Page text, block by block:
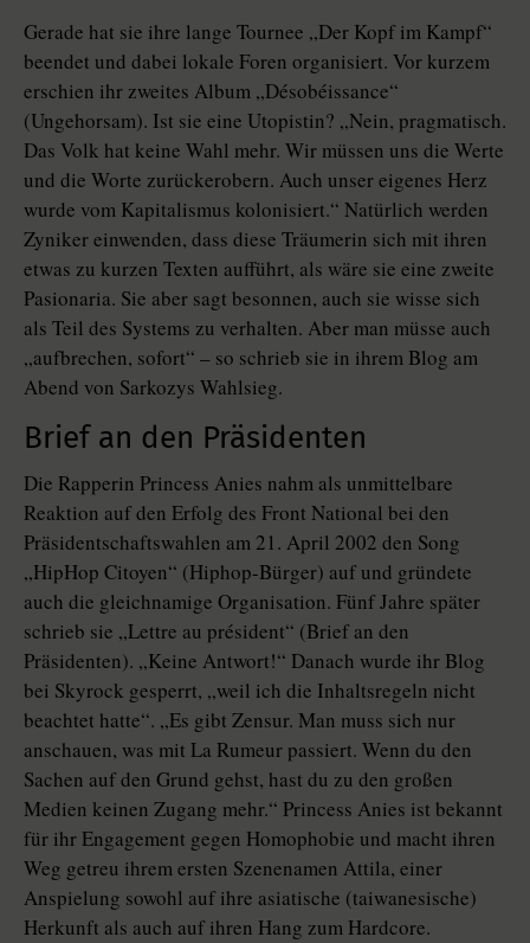
Gerade hat sie ihre lange Tournee „Der Kopf im Kampf“
beendet und dabei lokale Foren organisiert. Vor kurzem
erschien ihr zweites Album „Désobéissance“
(Ungehorsam). Ist sie eine Utopistin? „Nein, pragmatisch.
Das Volk hat keine Wahl mehr. Wir müssen uns die Werte
und die Worte zurückerobern. Auch unser eigenes Herz
wurde vom Kapitalismus kolonisiert.“ Natürlich werden
Zyniker einwenden, dass diese Träumerin sich mit ihren
etwas zu kurzen Texten aufführt, als wäre sie eine zweite
Pasionaria. Sie aber sagt besonnen, auch sie wisse sich
als Teil des Systems zu verhalten. Aber man müsse auch
„aufbrechen, sofort“ – so schrieb sie in ihrem Blog am
Abend von Sarkozys Wahlsieg.
Brief an den Präsidenten
Die Rapperin Princess Anies nahm als unmittelbare
Reaktion auf den Erfolg des Front National bei den
Präsidentschaftswahlen am 21. April 2002 den Song
„HipHop Citoyen“ (Hiphop-Bürger) auf und gründete
auch die gleichnamige Organisation. Fünf Jahre später
schrieb sie „Lettre au président“ (Brief an den
Präsidenten). „Keine Antwort!“ Danach wurde ihr Blog
bei Skyrock gesperrt, „weil ich die Inhaltsregeln nicht
beachtet hatte“. „Es gibt Zensur. Man muss sich nur
anschauen, was mit La Rumeur passiert. Wenn du den
Sachen auf den Grund gehst, hast du zu den großen
Medien keinen Zugang mehr.“ Princess Anies ist bekannt
für ihr Engagement gegen Homophobie und macht ihren
Weg getreu ihrem ersten Szenenamen Attila, einer
Anspielung sowohl auf ihre asiatische (taiwanesische)
Herkunft als auch auf ihren Hang zum Hardcore.